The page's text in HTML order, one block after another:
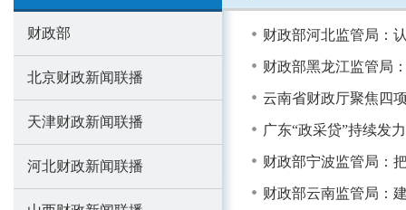
财政部
北京财政新闻联播
天津财政新闻联播
河北财政新闻联播
财政部河北监管局：
财政部黑龙江监管局
云南省财政厅聚焦四
广东“政采贷”持续发
财政部宁波监管局：
财政部云南监管局：